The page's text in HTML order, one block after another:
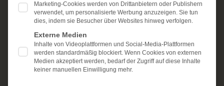
Marketing-Cookies werden von Drittanbietern oder Publishern
verwendet, um personalisierte Werbung anzuzeigen. Sie tun
dies, indem sie Besucher über Websites hinweg verfolgen.
Externe Medien
Inhalte von Videoplattformen und Social-Media-Plattformen
werden standardmäßig blockiert. Wenn Cookies von externen
Medien akzeptiert werden, bedarf der Zugriff auf diese Inhalte
keiner manuellen Einwilligung mehr.